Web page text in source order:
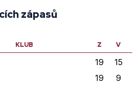
zápasů
KLUB Z V
19 15
19 9